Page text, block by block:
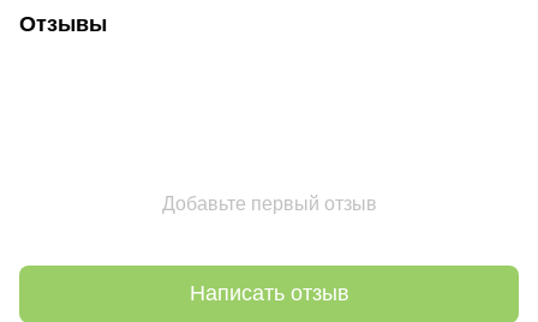
Отзывы
Добавьте первый отзыв
Написать отзыв